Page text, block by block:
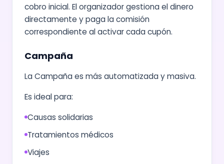
cobro inicial. El organizador gestiona el dinero
directamente y paga la comisión
correspondiente al activar cada cupón.
Campaña
La Campaña es más automatizada y masiva.
Es ideal para:
Causas solidarias
Tratamientos médicos
Viajes